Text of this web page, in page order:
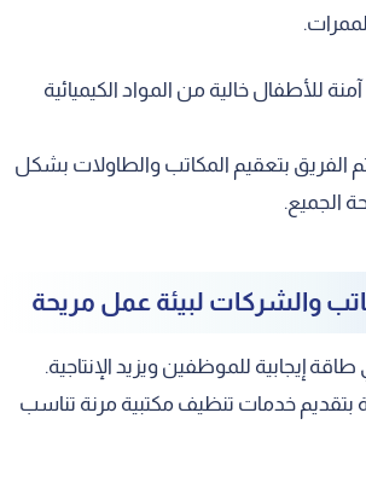
للأطفال خالية من المواد الكيميائية
الفريق بتعقيم المكاتب والطاولات بشكل
الجميع.
إيجابية للموظفين ويزيد الإنتاجية.
بتقديم خدمات تنظيف مكتبية مرنة تناسب